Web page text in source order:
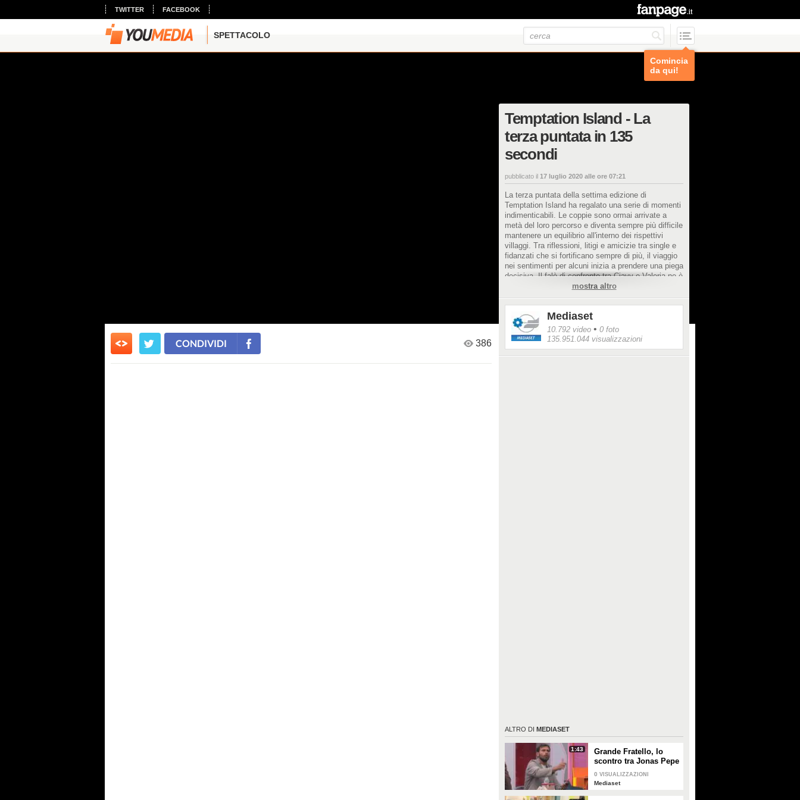
TWITTER FACEBOOK
SPETTACOLO
Comincia
da qui!
Temptation Island - La
terza puntata in 135
secondi
pubblicato il 17 luglio 2020 alle ore 07:21
La terza puntata della settima edizione di
Temptation Island ha regalato una serie di momenti
indimenticabili. Le coppie sono ormai arrivate a
metà del loro percorso e diventa sempre più difficile
mantenere un equilibrio all'interno dei rispettivi
villaggi. Tra riflessioni, litigi e amicizie tra single e
fidanzati che si fortificano sempre di più, il viaggio
nei sentimenti per alcuni inizia a prendere una piega
decisiva. Il falò di confronto tra Ciavy e Valeria ne è
la dimostrazione, i due dopo essersi rinfacciati di
tutto, escono separati dall'Is Morus Relais.
mostra altro
Mediaset
10.792 video • 0 foto
135.951.044 visualizzazioni
ALTRO DI MEDIASET
1:43
Grande Fratello, lo
scontro tra Jonas Pepe
e Domenico D'Alterio
0 VISUALIZZAZIONI
Mediaset
CONDIVIDI 386